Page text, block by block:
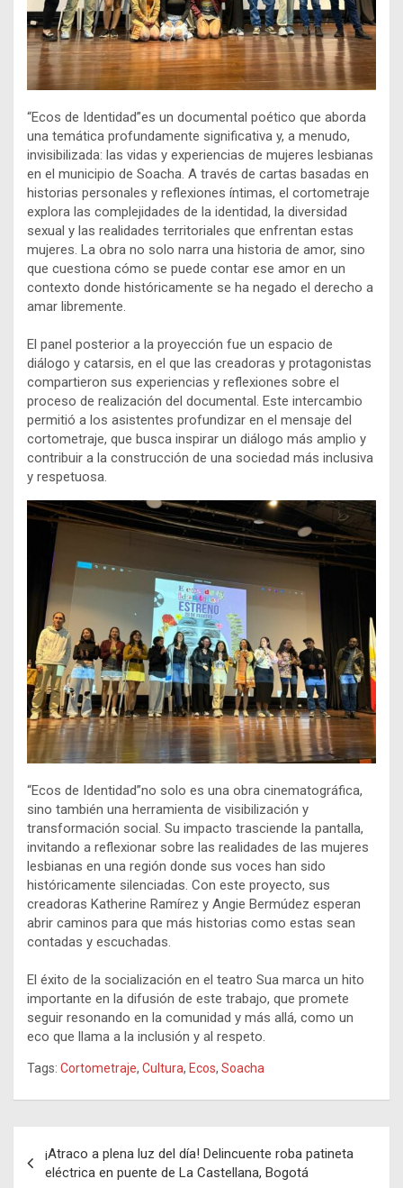
“Ecos de Identidad”es un documental poético que aborda
una temática profundamente significativa y, a menudo,
invisibilizada: las vidas y experiencias de mujeres lesbianas
en el municipio de Soacha. A través de cartas basadas en
historias personales y reflexiones íntimas, el cortometraje
explora las complejidades de la identidad, la diversidad
sexual y las realidades territoriales que enfrentan estas
mujeres. La obra no solo narra una historia de amor, sino
que cuestiona cómo se puede contar ese amor en un
contexto donde históricamente se ha negado el derecho a
amar libremente.
El panel posterior a la proyección fue un espacio de
diálogo y catarsis, en el que las creadoras y protagonistas
compartieron sus experiencias y reflexiones sobre el
proceso de realización del documental. Este intercambio
permitió a los asistentes profundizar en el mensaje del
cortometraje, que busca inspirar un diálogo más amplio y
contribuir a la construcción de una sociedad más inclusiva
y respetuosa.
“Ecos de Identidad”no solo es una obra cinematográfica,
sino también una herramienta de visibilización y
transformación social. Su impacto trasciende la pantalla,
invitando a reflexionar sobre las realidades de las mujeres
lesbianas en una región donde sus voces han sido
históricamente silenciadas. Con este proyecto, sus
creadoras Katherine Ramírez y Angie Bermúdez esperan
abrir caminos para que más historias como estas sean
contadas y escuchadas.
El éxito de la socialización en el teatro Sua marca un hito
importante en la difusión de este trabajo, que promete
seguir resonando en la comunidad y más allá, como un
eco que llama a la inclusión y al respeto.
Tags: Cortometraje, Cultura, Ecos, Soacha
de
¡Atraco a plena luz del día! Delincuente roba patineta
eléctrica en puente de La Castellana, Bogotá